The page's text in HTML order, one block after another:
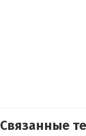
Связанные